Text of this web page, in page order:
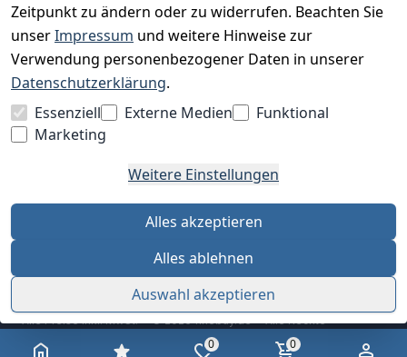
0 0
Zeitpunkt zu ändern oder zu widerrufen. Beachten Sie
unserImpressum und weitere Hinweise zur
Verwendung personenbezogener Daten in unserer
Datenschutzerklärung.
Essenziell
Externe Medien
Funktional
Marketing
Weitere Einstellungen
Alles akzeptieren
Alles ablehnen
Auswahl akzeptieren
BESUCHE UNS
BEQUEM BEZAHLEN MIT
WIR VERSENDEN MIT
Alle Preise inkl. MwSt. · © 2026 finebuy.de · Alle Rechte
AGBDatenschutz Impressum Widerrufsrecht Cookie-Einstellungen